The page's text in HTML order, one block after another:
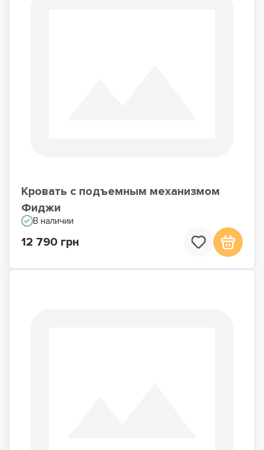
Кровать с подъемным механизмом
Фиджи
В наличии
12 790 грн